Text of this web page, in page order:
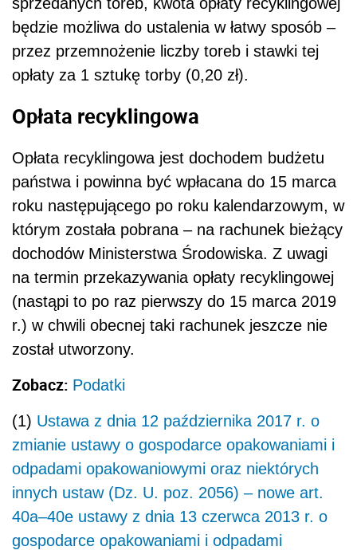
będzie możliwa do ustalenia w łatwy sposób –
przez przemnożenie liczby toreb i stawki tej
opłaty za 1 sztukę torby (0,20 zł).
Opłata recyklingowa
Opłata recyklingowa jest dochodem budżetu
państwa i powinna być wpłacana do 15 marca
roku następującego po roku kalendarzowym, w
którym została pobrana – na rachunek bieżący
dochodów Ministerstwa Środowiska. Z uwagi
na termin przekazywania opłaty recyklingowej
(nastąpi to po raz pierwszy do 15 marca 2019
r.) w chwili obecnej taki rachunek jeszcze nie
został utworzony.
Zobacz: Podatki
(1) Ustawa z dnia 12 października 2017 r. o
zmianie ustawy o gospodarce opakowaniami i
odpadami opakowaniowymi oraz niektórych
innych ustaw (Dz. U. poz. 2056) – nowe art.
40a–40e ustawy z dnia 13 czerwca 2013 r. o
gospodarce opakowaniami i odpadami